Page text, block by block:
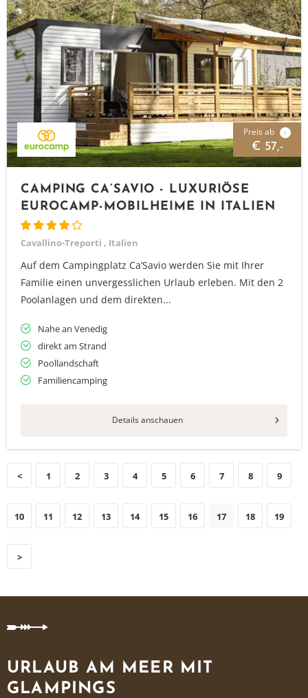
Preis ab i
€ 57,-
CAMPING CA’SAVIO - LUXURIÖSE
EUROCAMP-MOBILHEIME IN ITALIEN
Cavallino-Treporti , Italien
Auf dem Campingplatz Ca’Savio werden Sie mit Ihrer
Familie einen unvergesslichen Urlaub erleben. Mit den 2
Poolanlagen und dem direkten...
Nahe an Venedig
direkt am Strand
Poollandschaft
Familiencamping
Details anschauen
< 1 2 3 4 5 6 7 8 9
10 11 12 13 14 15 16 17 18 19
>
URLAUB AM MEER MIT
GLAMPINGS